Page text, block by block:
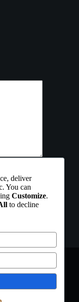
dans ce
deliver
You can
Customize.
to decline